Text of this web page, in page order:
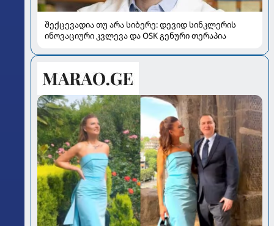
შექცევადია თუ არა სიბერე: დევიდ სინკლერის
ინოვაციური კვლევა და OSK გენური თერაპია